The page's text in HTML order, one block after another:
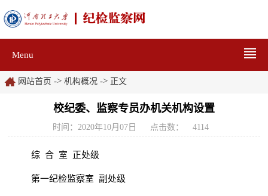
Menu
网站首页 -> 机构概况 -> 正文
校纪委、监察专员办机关机构设置
时间：2020年10月07日 点击数： 4114
综 合 室 正处级
第一纪检监察室 副处级